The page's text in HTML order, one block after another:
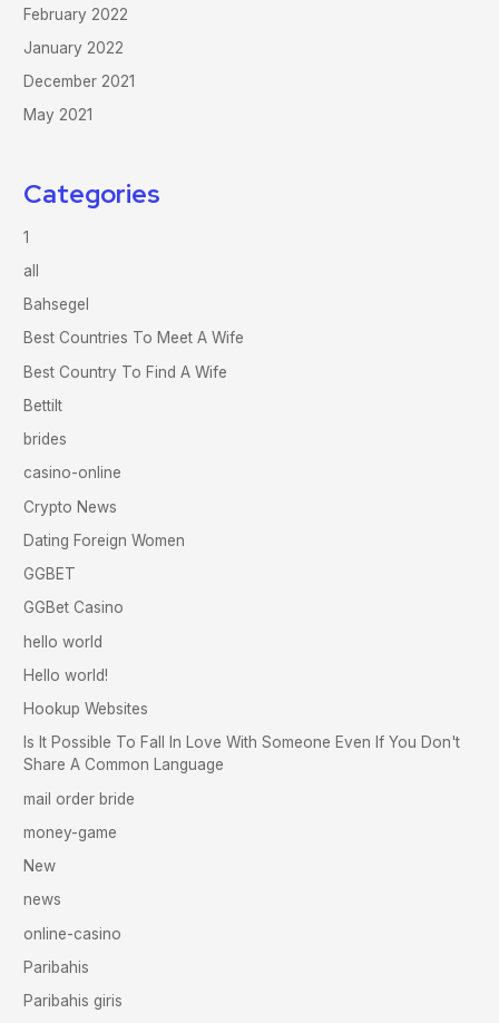
February 2022
January 2022
December 2021
May 2021
Categories
1
all
Bahsegel
Best Countries To Meet A Wife
Best Country To Find A Wife
Bettilt
brides
casino-online
Crypto News
Dating Foreign Women
GGBET
GGBet Casino
hello world
Hello world!
Hookup Websites
Is It Possible To Fall In Love With Someone Even If You Don't
Share A Common Language
mail order bride
money-game
New
news
online-casino
Paribahis
Paribahis giris